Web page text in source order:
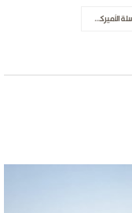
دوري السلة الأميركي للمحترفين